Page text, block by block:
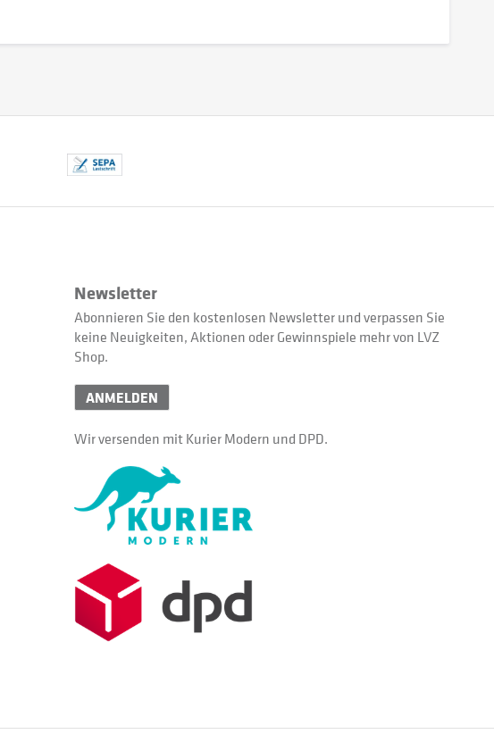
Newsletter
Abonnieren Sie den kostenlosen Newsletter und verpassen Sie
keine Neuigkeiten, Aktionen oder Gewinnspiele mehr von LVZ
Shop.
ANMELDEN
Wir versenden mit Kurier Modern und DPD.